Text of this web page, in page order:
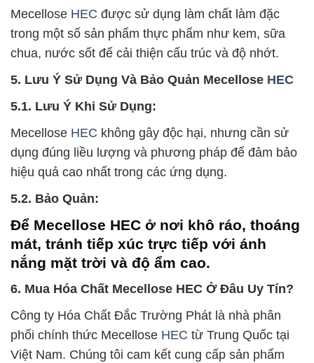
Mecellose HEC được sử dụng làm chất làm đặc
trong một số sản phẩm thực phẩm như kem, sữa
chua, nước sốt để cải thiện cấu trúc và độ nhớt.
5. Lưu Ý Sử Dụng Và Bảo Quản Mecellose HEC
5.1. Lưu Ý Khi Sử Dụng:
Mecellose HEC không gây độc hại, nhưng cần sử
dụng đúng liều lượng và phương pháp để đảm bảo
hiệu quả cao nhất trong các ứng dụng.
5.2. Bảo Quản:
Để Mecellose HEC ở nơi khô ráo, thoáng
mát, tránh tiếp xúc trực tiếp với ánh
nắng mặt trời và độ ẩm cao.
6. Mua Hóa Chất Mecellose HEC Ở Đâu Uy Tín?
Công ty Hóa Chất Đắc Trường Phát là nhà phân
phối chính thức Mecellose HEC từ Trung Quốc tại
Việt Nam. Chúng tôi cam kết cung cấp sản phẩm